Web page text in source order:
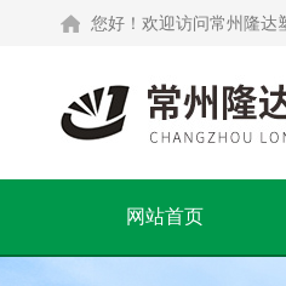
您好！欢迎访问常州隆达
网站首页